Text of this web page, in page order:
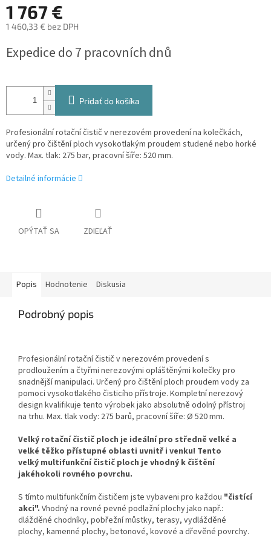
1 767 €
1 460,33 € bez DPH
cena:
Expedice do 7 pracovních dnů
Pridať do košíka
Profesionální rotační čistič v nerezovém provedení na kolečkách,
určený pro čištění ploch vysokotlakým proudem studené nebo horké
vody. Max. tlak: 275 bar, pracovní šíře: 520 mm.
Detailné informácie
OPÝTAŤ SA ZDIEĽAŤ
Popis Hodnotenie Diskusia
Podrobný popis
Profesionální rotační čistič v nerezovém provedení s
prodloužením a čtyřmi nerezovými opláštěnými kolečky pro
snadnější manipulaci. Určený pro čištění ploch proudem vody za
pomoci vysokotlakého čisticího přístroje. Kompletní nerezový
design kvalifikuje tento výrobek jako absolutně odolný přístroj
na trhu. Max. tlak vody: 275 barů, pracovní šíře: Ø 520 mm.
Velký rotační čistič plochje ideální pro středně velké a
velké těžko přístupné oblasti uvnitř i venku! Tento
velký multifunkční čistič ploch je vhodný k čištění
jakéhokoli rovného povrchu.
S tímto multifunkčním čističem jste vybaveni pro každou "čistící
akci". Vhodný na rovné pevné podlažní plochy jako např.:
dlážděné chodníky, pobřežní můstky, terasy, vydlážděné
plochy, kamenné plochy, betonové, kovové a dřevěné povrchy.